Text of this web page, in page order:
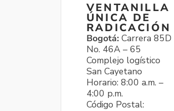
VENTANILLA
ÚNICA DE
RADICACIÓN
Bogotá: Carrera 85D
No. 46A – 65
Complejo logístico
San Cayetano
Horario: 8:00 a.m. –
4:00 p.m.
Código Postal: